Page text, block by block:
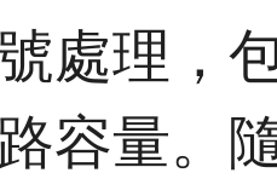
處理，
容量。